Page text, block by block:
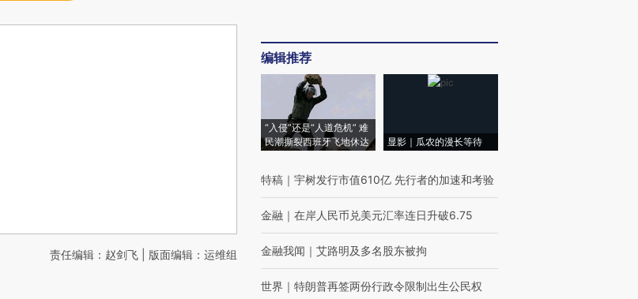
责任编辑：赵剑飞 | 版面编辑：运维组
编辑推荐
“入侵”还是“人道危机” 难
民潮撕裂西班牙飞地休达
显影｜瓜农的漫长等待
特稿 ｜ 宇树发行市值610亿 先行者的加速和考验
金融 ｜ 在岸人民币兑美元汇率连日升破6.75
金融我闻 ｜ 艾路明及多名股东被拘
世界 ｜ 特朗普再签两份行政令限制出生公民权